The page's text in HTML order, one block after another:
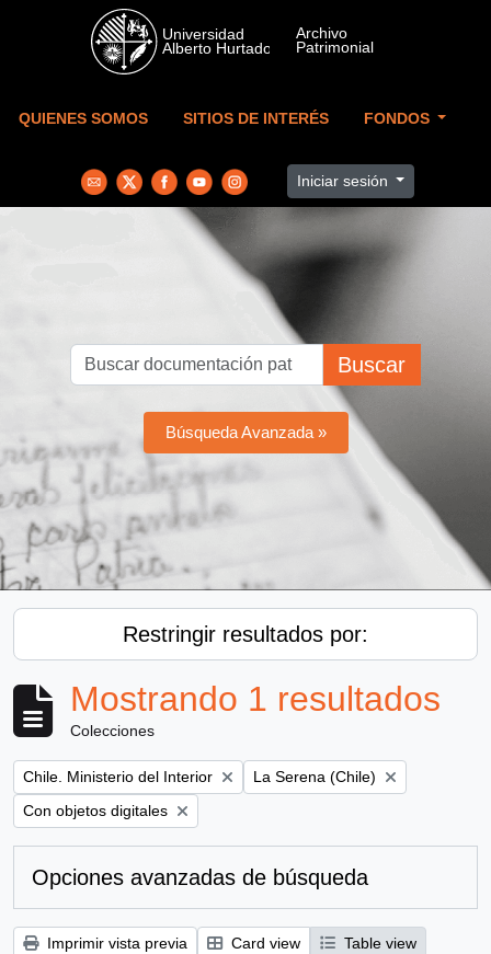
Skip to main content
QUIENES SOMOS SITIOS DE INTERÉS FONDOS
Iniciar sesión
Buscar
Búsqueda Avanzada »
Restringir resultados por:
Mostrando 1 resultados
Colecciones
Remove filter:
Chile. Ministerio del Interior Remove filter:
La Serena (Chile)
Remove filter:
Con objetos digitales
Opciones avanzadas de búsqueda
Imprimir vista previa Card view
Table view